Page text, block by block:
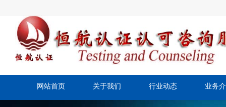
网站首页 关于我们 行业动态 业务